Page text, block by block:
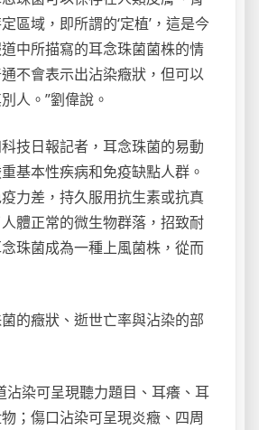
區域，即所謂的‘定植’，這是今
中所描寫的耳念珠菌菌株的情
不會表示出沾染癥狀，但可以
人。”劉偉說。
技日報記者，耳念珠菌的易動
基本性疾病和免疫缺點人群。
力差，持久服用抗生素或抗真
體正常的微生物群落，招致耐
珠菌成為一種上風菌株，從而
的癥狀、逝世亡率與沾染的部
沾染可呈現聽力題目、耳癢、耳
；傷口沾染可呈現炎癥、四周